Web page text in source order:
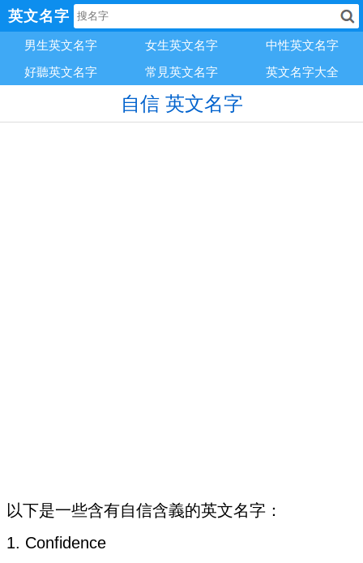
英文名字
男生英文名字 女生英文名字
中性英文名字
好聽英文名字
常見英文名字 英文名字大全
自信 英文名字
以下是一些含有自信含義的英文名字：
1. Confidence